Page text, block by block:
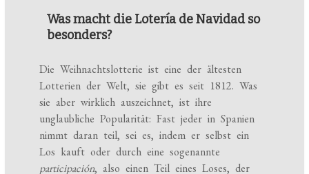
Was macht die Lotería de Navidad so
besonders?
Die Weihnachtslotterie ist eine der ältesten
Lotterien der Welt, sie gibt es seit 1812. Was
sie aber wirklich auszeichnet, ist ihre
unglaubliche Popularität: Fast jeder in Spanien
nimmt daran teil, sei es, indem er selbst ein
Los kauft oder durch eine sogenannte
participación, also einen Teil eines Loses, der